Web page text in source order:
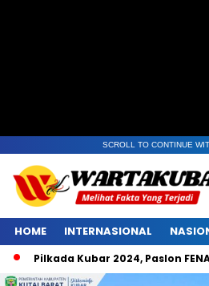
SCROLL TO CONTINUE
HOME INTERNASIONAL
Pilkada Kubar 2024, Paslon FENA